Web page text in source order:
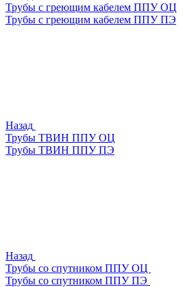
Трубы с греющим кабелем ППУ ОЦ
Трубы с греющим кабелем ППУ ПЭ
Назад
Трубы ТВИН ППУ ОЦ
Трубы ТВИН ППУ ПЭ
Назад
Трубы со спутником ППУ ОЦ
Трубы со спутником ППУ ПЭ